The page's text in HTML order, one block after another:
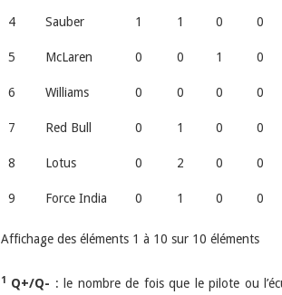
4 Sauber 1 1 0 0
5 McLaren 0 0 1 0
6 Williams 0 0 0 0
7 Red Bull 0 1 0 0
8 Lotus 0 2 0 0
9 Force India 0 1 0 0
Affichage des éléments 1 à 10 sur 10 éléments
1 Q+/Q- : le nombre de fois que le pilote ou